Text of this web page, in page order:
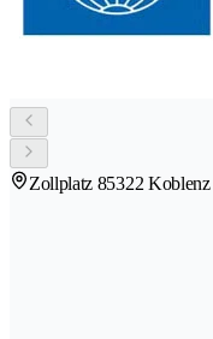
Zollplatz 85322 Koblenz